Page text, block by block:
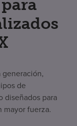
de
diseñados para
mayor fuerza.